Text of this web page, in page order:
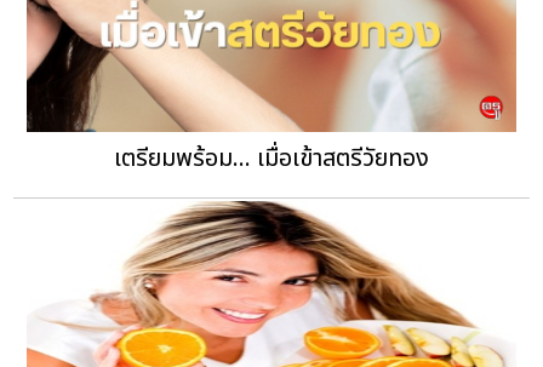
เตรียมพร้อม... เมื่อเข้าสตรีวัยทอง